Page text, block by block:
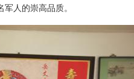
人的崇高品质。